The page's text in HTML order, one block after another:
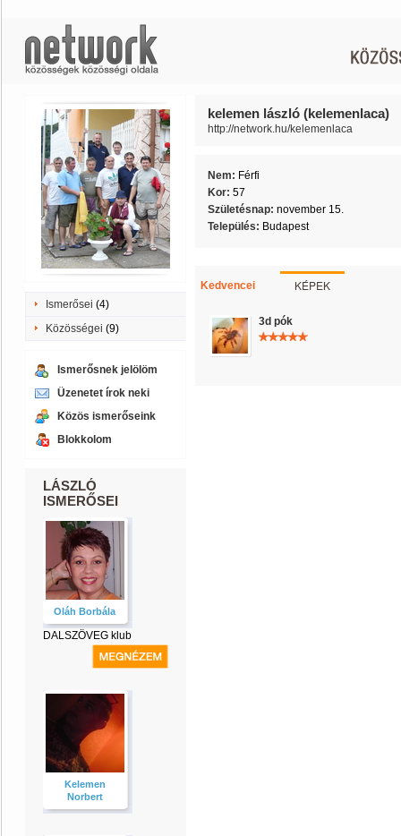
Ismerősei (4)
Közösségei (9)
Ismerősnek jelölöm
Üzenetet írok neki
Közös ismerőseink
Blokkolom
LÁSZLÓ
ISMERŐSEI
Oláh Borbála
DALSZÖVEG klub
Kelemen
Norbert
kelemen lászló (kelemenlaca)
http://network.hu/kelemenlaca
Nem: Férfi
Kor: 57
Születésnap: november 15.
Település: Budapest
Kedvencei KÉPEK
3d pók